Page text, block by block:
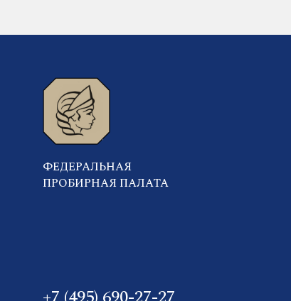
ФЕДЕРАЛЬНАЯ
ПРОБИРНАЯ ПАЛАТА